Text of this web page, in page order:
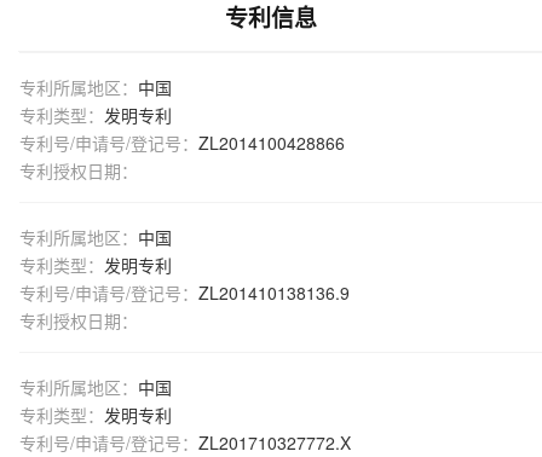
专利信息
专利所属地区： 中国
专利类型： 发明专利
专利号/申请号/登记号： ZL2014100428866
专利授权日期：
专利所属地区： 中国
专利类型： 发明专利
专利号/申请号/登记号： ZL201410138136.9
专利授权日期：
专利所属地区： 中国
专利类型： 发明专利
专利号/申请号/登记号： ZL201710327772.X